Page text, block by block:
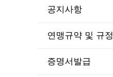
공지사항
연맹규약 및 규정
증명서발급